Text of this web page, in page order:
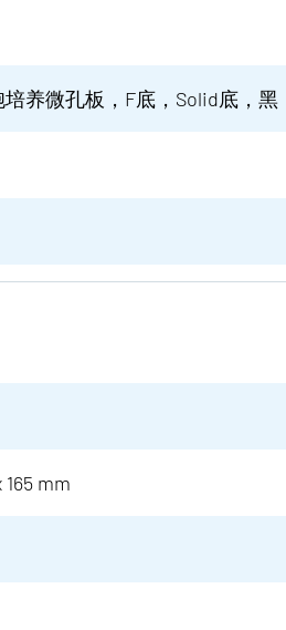
培养微孔板，F底，Solid底，黑
165 mm